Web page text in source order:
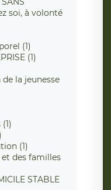
soi, à volonté
(1)
(1)
la jeunesse
(1)
des familles
STABLE